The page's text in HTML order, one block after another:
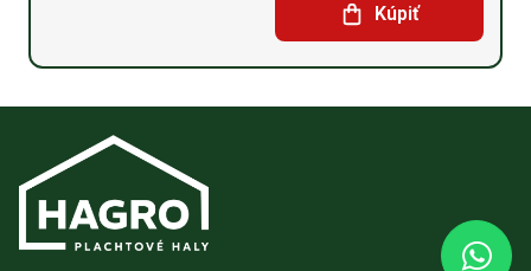
blok
Kúpiť